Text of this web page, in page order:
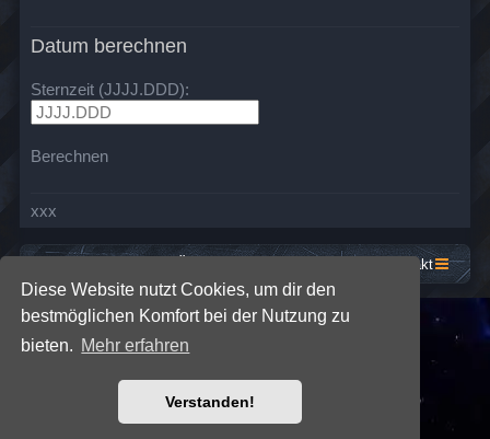
Diese Website nutzt Cookies, um dir den
bestmöglichen Komfort bei der Nutzung zu
bieten. Mehr erfahren
Verstanden!
Datum berechnen
Sternzeit (JJJJ.DDD):
Berechnen
xxx
Kontakt
Premium phpBB Styles
Powered byphpBB® Forum Software © phpBB Limited
Deutsche Übersetzung durch
Datenschutz|Nutzungsbedingungen